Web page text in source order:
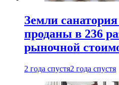
Земли
проданы в 236
рыночной
2 года спустя2 года спустя